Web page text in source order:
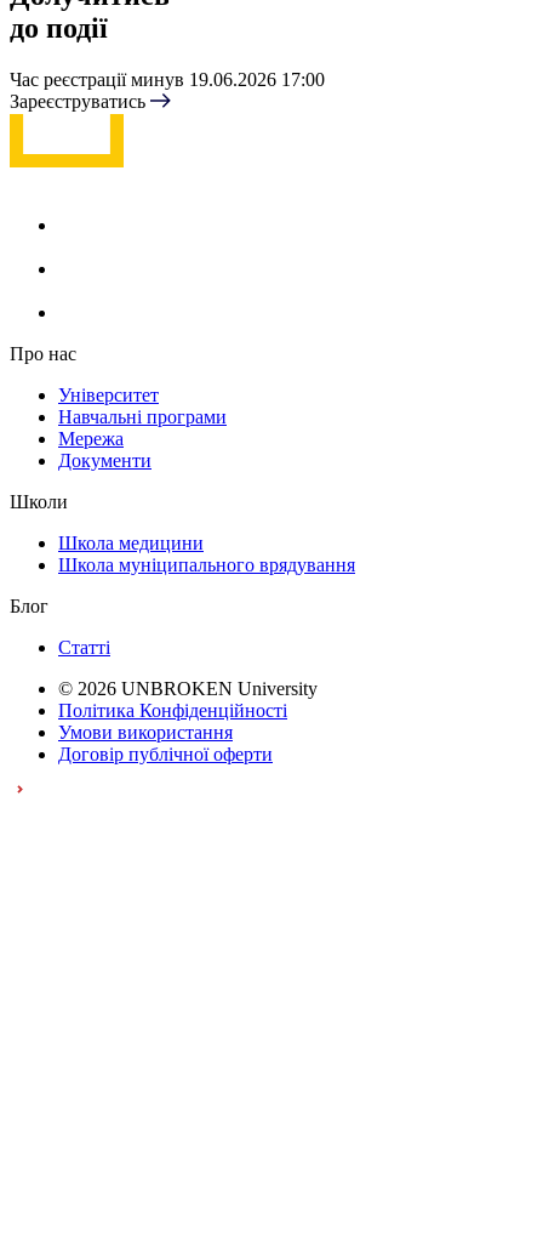
до події
Час реєстрації минув 19.06.2026 17:00
Зареєструватись
Про нас
Університет
Навчальні програми
Мережа
Документи
Школи
Школа медицини
Школа муніципального врядування
Блог
Статті
© 2026 UNBROKEN University
Політика Конфіденційності
Умови використання
Договір публічної оферти